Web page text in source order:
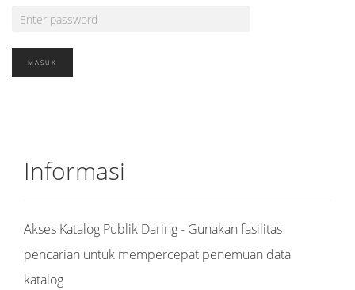
Informasi
Akses Katalog Publik Daring - Gunakan fasilitas
pencarian untuk mempercepat penemuan data
katalog